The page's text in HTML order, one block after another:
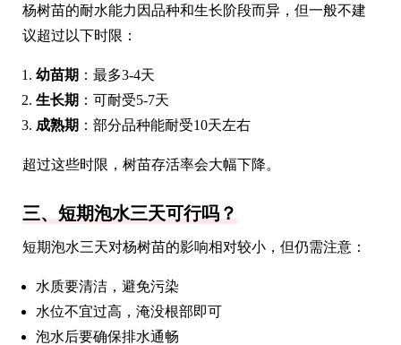
杨树苗的耐水能力因品种和生长阶段而异，但一般不建
议超过以下时限：
幼苗期 ：最多3-4天
生长期 ：可耐受5-7天
成熟期 ：部分品种能耐受10天左右
超过这些时限，树苗存活率会大幅下降。
三、短期泡水三天可行吗？
短期泡水三天对杨树苗的影响相对较小，但仍需注意：
水质要清洁，避免污染
水位不宜过高，淹没根部即可
泡水后要确保排水通畅